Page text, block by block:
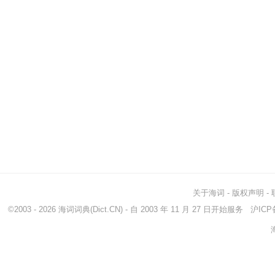
关于海词 - 版权声明 -
©2003 - 2026 海词词典(Dict.CN) - 自 2003 年 11 月 27 日开始服务 沪ICP